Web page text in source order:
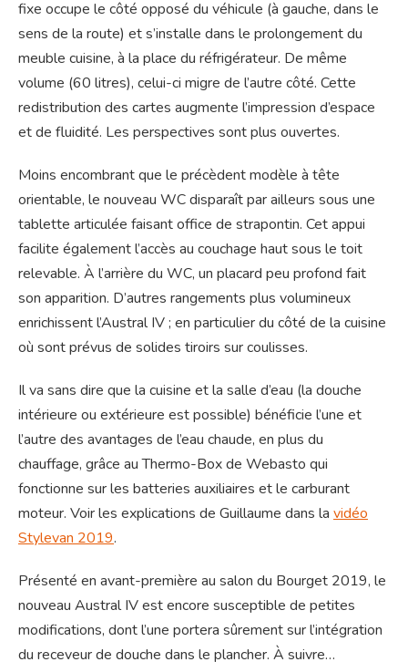
fixe occupe le côté opposé du véhicule (à gauche, dans le
sens de la route) et s’installe dans le prolongement du
meuble cuisine, à la place du réfrigérateur. De même
volume (60 litres), celui-ci migre de l’autre côté. Cette
redistribution des cartes augmente l’impression d’espace
et de fluidité. Les perspectives sont plus ouvertes.
Moins encombrant que le précèdent modèle à tête
orientable, le nouveau WC disparaît par ailleurs sous une
tablette articulée faisant office de strapontin. Cet appui
facilite également l’accès au couchage haut sous le toit
relevable. À l’arrière du WC, un placard peu profond fait
son apparition. D’autres rangements plus volumineux
enrichissent l’Austral IV ; en particulier du côté de la cuisine
où sont prévus de solides tiroirs sur coulisses.
Il va sans dire que la cuisine et la salle d’eau (la douche
intérieure ou extérieure est possible) bénéficie l’une et
l’autre des avantages de l’eau chaude, en plus du
chauffage, grâce au Thermo-Box de Webasto qui
fonctionne sur les batteries auxiliaires et le carburant
moteur. Voir les explications de Guillaume dans la vidéo
Stylevan 2019.
Présenté en avant-première au salon du Bourget 2019, le
nouveau Austral IV est encore susceptible de petites
modifications, dont l’une portera sûrement sur l’intégration
du receveur de douche dans le plancher. À suivre…